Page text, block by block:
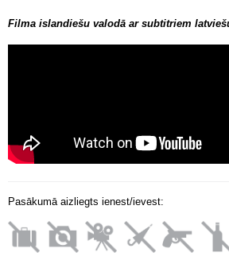
Filma islandiešu valodā ar subtitriem
Pasākumā aizliegts ienest/ievest: